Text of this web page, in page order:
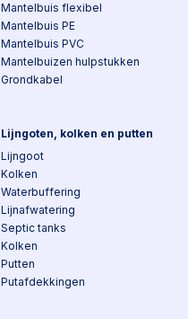
Mantelbuis flexibel
Mantelbuis PE
Mantelbuis PVC
Mantelbuizen hulpstukken
Grondkabel
Lijngoten, kolken en putten
Lijngoot
Kolken
Waterbuffering
Lijnafwatering
Septic tanks
Kolken
Putten
Putafdekkingen